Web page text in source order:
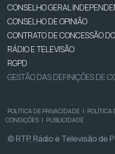
CONSELHO GERAL
CONSELHO DE OPINIÃO
CONTRATO DE CONCESSÃO
RÁDIO E TELEVISÃO
RGPD
GESTÃO DAS DEFINIÇÕES DE
POLÍTICA DE PRIVACIDADE | POLÍTICA
CONDIÇÕES | PUBLICIDADE
© RTP, Rádio e Televisão de